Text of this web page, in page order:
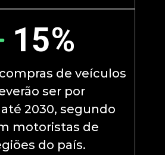
15%
de veículos
ser por
2030, segundo
motoristas de
do país.